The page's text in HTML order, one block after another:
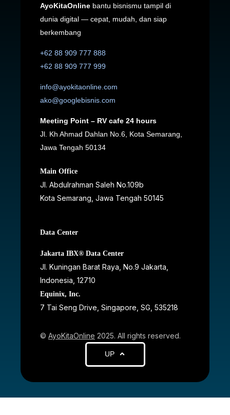
AyoKitaOnlinebantu bisnismu tampil di
dunia digital — cepat, mudah, dan siap
berkembang
+62 88 909 777 888
+62 88 909 777 999
info@ayokitaonline.com
ako@googlebisnis.com
Meeting Point – RV cafe 24 hours
Jl. Kh Ahmad Dahlan No.6, Kota Semarang,
Jawa Tengah 50134
Main Office
Jl. Abdulrahman Saleh No.109b
Kota Semarang, Jawa Tengah 50145
Data Center
Jakarta IBX® Data Center
JI. Kuningan Barat Raya, No.9 Jakarta,
Indonesia, 12710
Equinix, Inc.
7 Tai Seng Drive, Singapore, SG, 535218
© AyoKitaOnline 2025. All rights reserved.
UP